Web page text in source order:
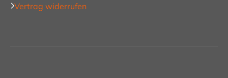
Vertrag widerrufen